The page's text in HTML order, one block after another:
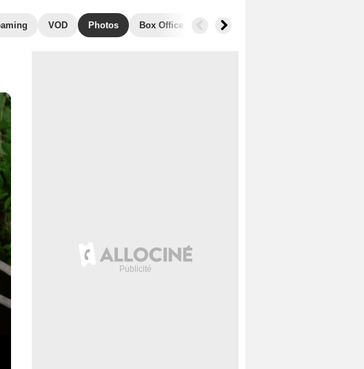
VOD Photos Box Office Films similaires